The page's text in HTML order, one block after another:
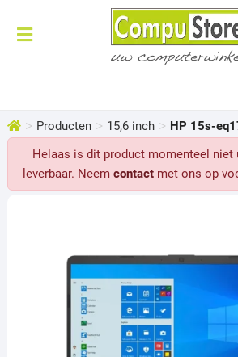
> Producten > 15,6 inch > HP 15s-
Helaas is dit product momenteel niet
leverbaar. Neemcontact met ons op